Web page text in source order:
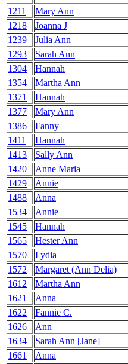
1211
Mary Ann
1218
Joanna J
1239
Julia Ann
1293
Sarah Ann
1304
Hannah
1354
Martha Ann
1371
Hannah
1377
Mary Ann
1386
Fanny
1411
Hannah
1413
Sally Ann
1420
Anne Maria
1429
Annie
1488
Anna
1534
Annie
1545
Hannah
1565
Hester Ann
1570
Lydia
1572
Margaret (Ann Delia)
1612
Martha Ann
1621
Anna
1622
Fannie C.
1626
Ann
1634
Sarah Ann [Jane]
1661
Anna